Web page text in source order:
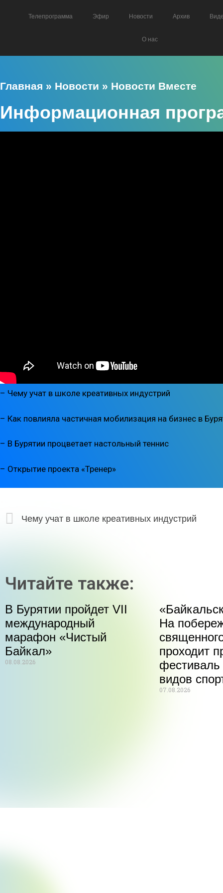
Телепрограмма Эфир Новости Архив
О нас
Главная » Новости » Новости Вместе
Информационная
– Чему учат в школе креативных индустрий
– Как повлияла частичная мобилизация на бизнес в
– В Бурятии процветает настольный теннис
– Открытие проекта «Тренер»
Чему учат в школе креативных индустрий
Читайте также:
В Бурятии пройдет VII
международный
марафон «Чистый
Байкал»
08.08.2026
На
проходит
видов
07.08.2026